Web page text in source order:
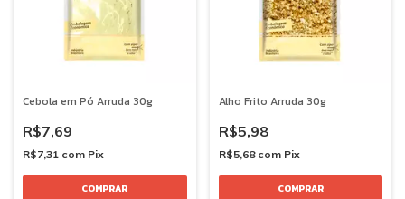
Cebola em Pó Arruda 30g
R$7,69
R$7,31 com Pix
Alho Frito Arruda 30g
R$5,98
R$5,68 com Pix